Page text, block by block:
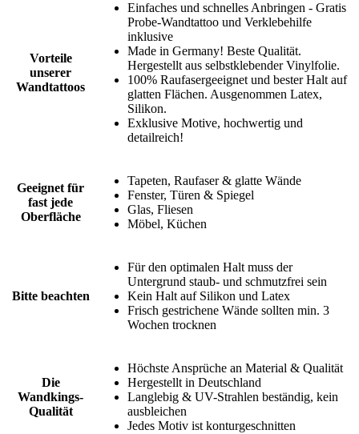
Vorteile
unserer
Wandtattoos
Einfaches und schnelles Anbringen - Gratis
Probe-Wandtattoo und Verklebehilfe
inklusive
Made in Germany! Beste Qualität.
Hergestellt aus selbstklebender Vinylfolie.
100% Raufasergeeignet und bester Halt auf
glatten Flächen. Ausgenommen Latex,
Silikon.
Exklusive Motive, hochwertig und
detailreich!
Geeignet für
fast jede
Oberfläche
Tapeten, Raufaser & glatte Wände
Fenster, Türen & Spiegel
Glas, Fliesen
Möbel, Küchen
Bitte beachten
Für den optimalen Halt muss der
Untergrund staub- und schmutzfrei sein
Kein Halt auf Silikon und Latex
Frisch gestrichene Wände sollten min. 3
Wochen trocknen
Die
Wandkings-
Qualität
Höchste Ansprüche an Material & Qualität
Hergestellt in Deutschland
Langlebig & UV-Strahlen beständig, kein
ausbleichen
Jedes Motiv ist konturgeschnitten